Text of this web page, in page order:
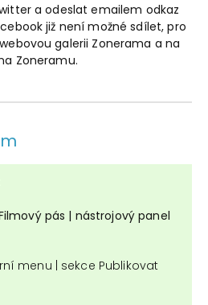
a odeslat emailem odkaz
již není možné sdílet, pro
galerii Zonerama a na
Zoneramu.
pás | nástrojový panel
menu | sekce Publikovat